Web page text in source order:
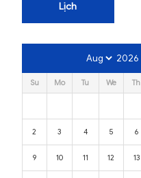
Lịch
2026
Su Mo Tu We Th
2 3 4 5 6
9 10 11 12 13